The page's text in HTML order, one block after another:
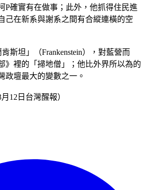
P確實有在做事；此外，他抓得住民進
己在新系與謝系之間有合縱連橫的空
斯坦」（Frankenstein），對藍營而
》裡的「掃地僧」；他比外界所以為的
政壇最大的變數之一。
12日台灣醒報）